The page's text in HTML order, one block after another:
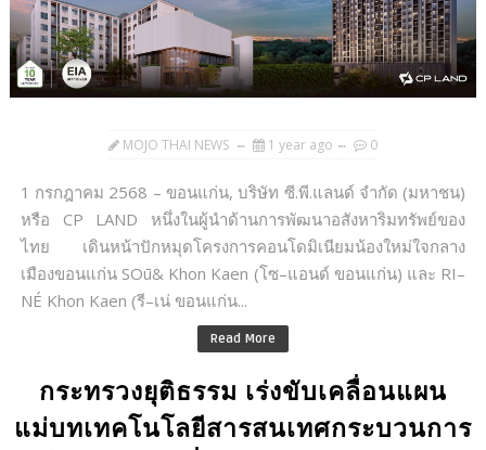
MOJO THAI NEWS 1 year ago 0
1 กรกฎาคม 2568 – ขอนแก่น, บริษัท ซี.พี.แลนด์ จำกัด (มหาชน)
หรือ CP LAND หนึ่งในผู้นำด้านการพัฒนาอสังหาริมทรัพย์ของ
ไทย เดินหน้าปักหมุดโครงการคอนโดมิเนียมน้องใหม่ใจกลาง
เมืองขอนแก่น SOū& Khon Kaen (โซ–แอนด์ ขอนแก่น) และ RI–
NÉ Khon Kaen (รี–เน่ ขอนแก่น...
Read More
กระทรวงยุติธรรม เร่งขับเคลื่อนแผน
แม่บทเทคโนโลยีสารสนเทศกระบวนการ